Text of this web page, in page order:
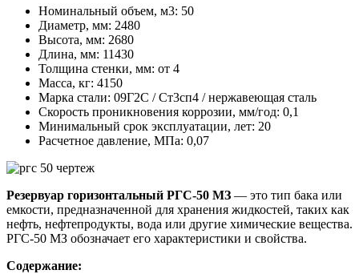
Номинальный объем, м3: 50
Диаметр, мм: 2480
Высота, мм: 2680
Длина, мм: 11430
Толщина стенки, мм: от 4
Масса, кг: 4150
Марка стали: 09Г2С / Ст3сп4 / нержавеющая сталь
Скорость проникновения коррозии, мм/год: 0,1
Минимальный срок эксплуатации, лет: 20
Расчетное давление, МПа: 0,07
Резервуар горизонтальный РГС-50 МЗ — это тип бака или
емкости, предназначенной для хранения жидкостей, таких как
нефть, нефтепродукты, вода или другие химические вещества.
РГС-50 МЗ обозначает его характеристики и свойства.
Содержание: